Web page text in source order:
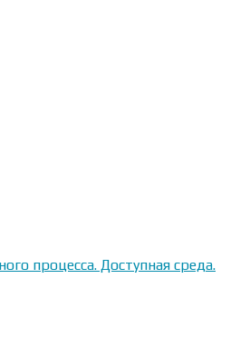
процесса. Доступная среда.